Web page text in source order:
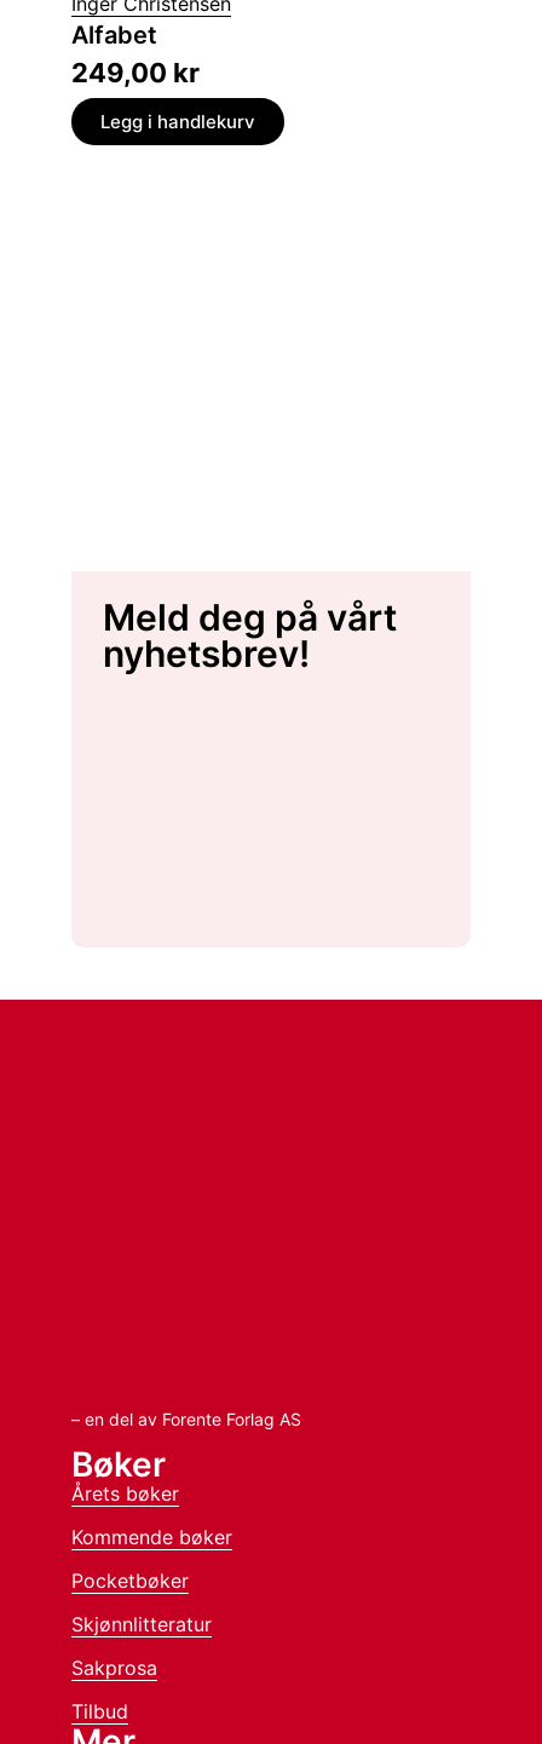
Alfabet
249,00 kr
Legg i handlekurv
Meld deg på vårt
nyhetsbrev!
– en del av Forente Forlag AS
Bøker
Årets bøker
Kommende bøker
Pocketbøker
Skjønnlitteratur
Sakprosa
Tilbud